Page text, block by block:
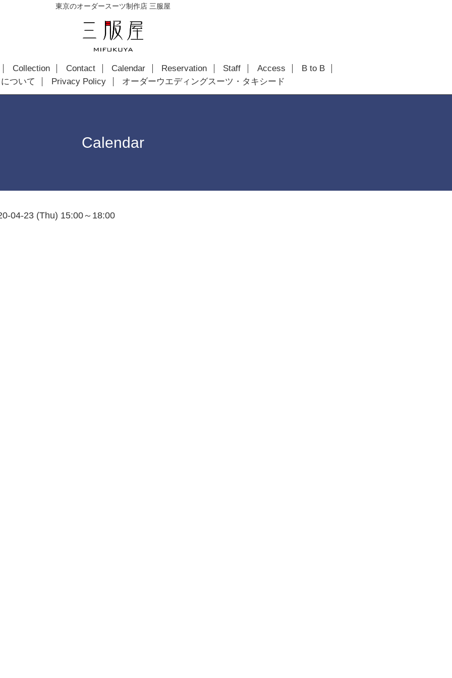
東京のオーダースーツ制作店 三服屋
Collection Contact Calendar Reservation Staff Access
B to B
ついて
Privacy Policy オーダーウエディングスーツ・タキシード
Calendar
04-23 (Thu) 15:00～18:00